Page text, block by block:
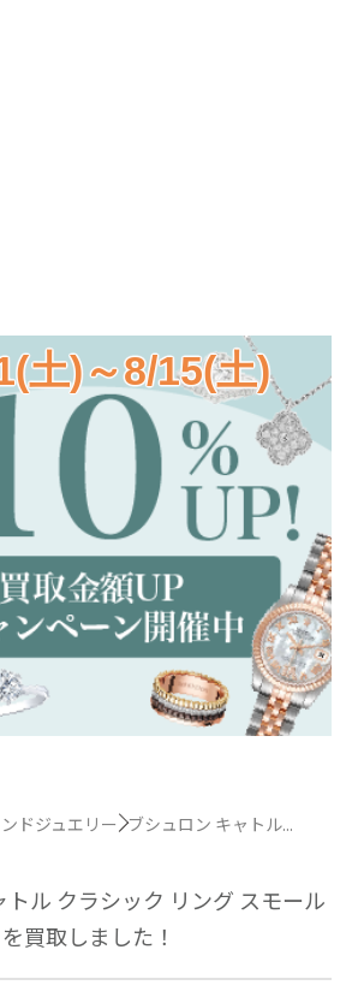
土)～8/15(土)
ドジュエリー ブシュロン キャトル...
トル クラシック リング スモール
を買取しました！